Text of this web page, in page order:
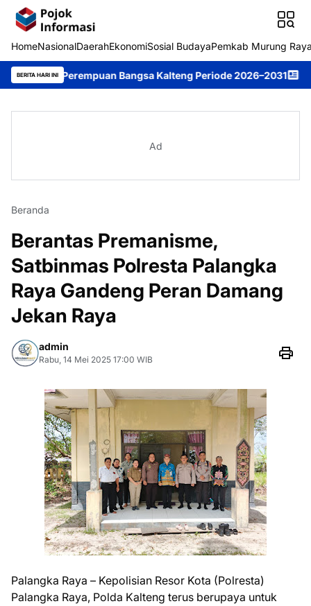
HomeNasionalDaerahEkonomiSosial BudayaPemkab Murung
BERITA HARI INI Bangsa Kalteng Periode 2026–2031 DPRD
Ad
Beranda
Berantas Premanisme,
Satbinmas Polresta Palangka
Raya Gandeng Peran Damang
Jekan Raya
admin
Rabu, 14 Mei 2025 17:00 WIB
Palangka Raya – Kepolisian Resor Kota (Polresta)
Palangka Raya, Polda Kalteng terus berupaya untuk